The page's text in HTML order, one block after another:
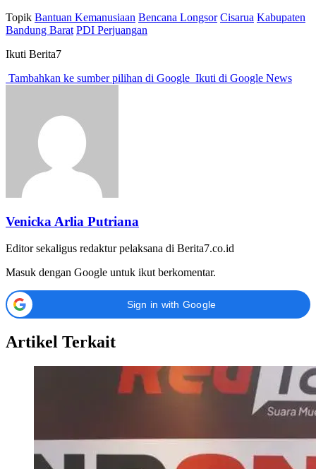
Topik Bantuan Kemanusiaan Bencana Longsor Cisarua Kabupaten
Bandung Barat PDI Perjuangan
Ikuti Berita7
Tambahkan ke sumber pilihan di Google Ikuti di Google News
Venicka Arlia Putriana
Editor sekaligus redaktur pelaksana di Berita7.co.id
Masuk dengan Google untuk ikut berkomentar.
Sign in with Google
Artikel Terkait